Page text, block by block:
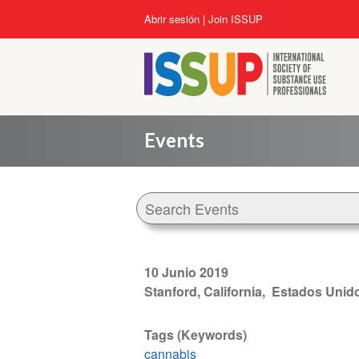
User
account
menu
Abrir sesión Join ISSUP
Events
10 Junio 2019
Stanford, California Estados
Tags (Keywords)
cannabis